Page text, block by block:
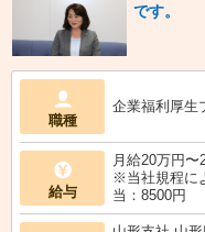
です。
職種
企業福利厚生
給与
月給20万円
※当社規程に
当：8500円